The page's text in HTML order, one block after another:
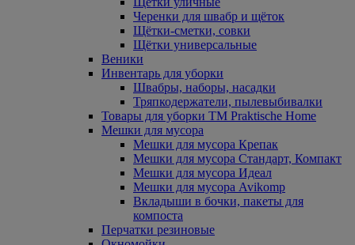
Черенки для швабр и щёток
Щётки-сметки, совки
Щётки универсальные
Веники
Инвентарь для уборки
Швабры, наборы, насадки
Тряпкодержатели, пылевыбивалки
Товары для уборки ТМ Praktische Home
Мешки для мусора
Мешки для мусора Крепак
Мешки для мусора Стандарт, Компакт
Мешки для мусора Идеал
Мешки для мусора Avikomp
Вкладыши в бочки, пакеты для
компоста
Перчатки резиновые